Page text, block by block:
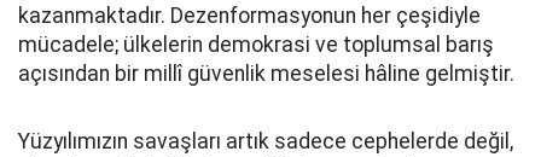
kazanmaktadır. Dezenformasyonun her çeşidiyle
mücadele; ülkelerin demokrasi ve toplumsal barış
açısından bir millî güvenlik meselesi hâline gelmiştir.
Yüzyılımızın savaşları artık sadece cephelerde değil,